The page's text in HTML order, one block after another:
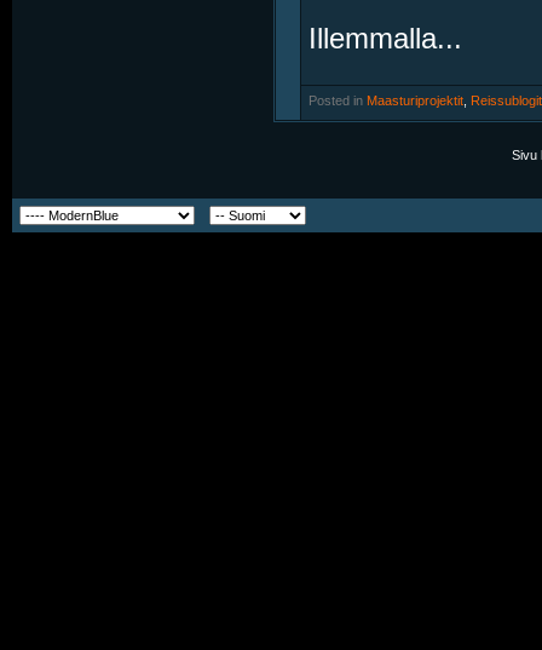
Illemmalla...
Posted in Maasturiprojektit Reissublogit
Sivu